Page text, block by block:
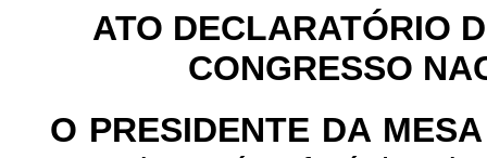
ATO DECLARATÓRIO
CONGRESSO
O PRESIDENTE DA